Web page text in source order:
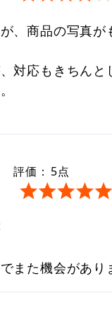
、商品の写真
対応もきちんと
評価： 5点
た機会があり